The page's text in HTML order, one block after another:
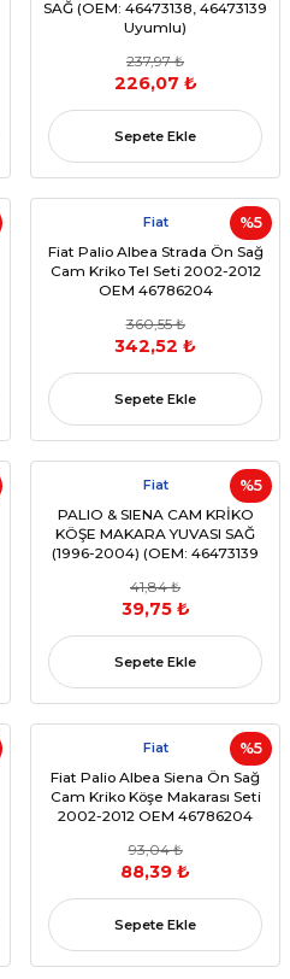
SAĞ (OEM: 46473138, 46473139
Uyumlu)
237,97 ₺
226,07 ₺
Sepete Ekle
%5
Fiat
Fiat Palio Albea Strada Ön Sağ
Cam Kriko Tel Seti 2002-2012
OEM 46786204
360,55 ₺
342,52 ₺
Sepete Ekle
%5
Fiat
PALIO & SIENA CAM KRİKO
KÖŞE MAKARA YUVASI SAĞ
(1996-2004) (OEM: 46473139
41,84 ₺
39,75 ₺
Sepete Ekle
%5
Fiat
Fiat Palio Albea Siena Ön Sağ
Cam Kriko Köşe Makarası Seti
2002-2012 OEM 46786204
93,04 ₺
88,39 ₺
Sepete Ekle